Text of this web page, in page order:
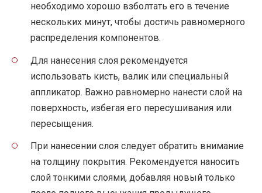
необходимо хорошо взболтать его в течение
нескольких минут, чтобы достичь равномерного
распределения компонентов.
Для нанесения слоя рекомендуется
использовать кисть, валик или специальный
аппликатор. Важно равномерно нанести слой на
поверхность, избегая его пересушивания или
пересыщения.
При нанесении слоя следует обратить внимание
на толщину покрытия. Рекомендуется наносить
слой тонкими слоями, добавляя новый только